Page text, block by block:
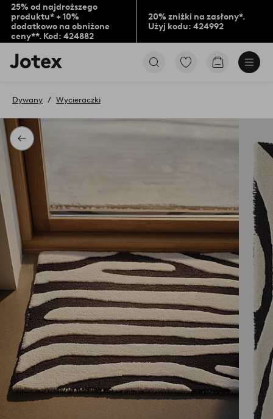
25% od najdroższego
produktu* + 10%
dodatkowo na obniżone
ceny**. Kod: 424882
20% zniżki na zasłony*.
Użyj kodu: 424992
Logo
Jotex
na
stronę
PrzejdźPrzejdź
Powrót
Dywany Wycieraczki